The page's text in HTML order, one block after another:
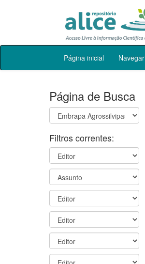
Skip
Página inicial Navegar
Página de Busca
Filtros correntes: